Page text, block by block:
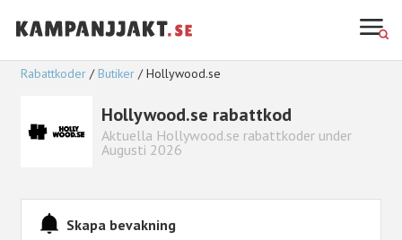
Rabattkoder Butiker Hollywood.se
Hollywood.se rabattkod
Aktuella Hollywood.se rabattkoder under
Augusti 2026
Skapa bevakning